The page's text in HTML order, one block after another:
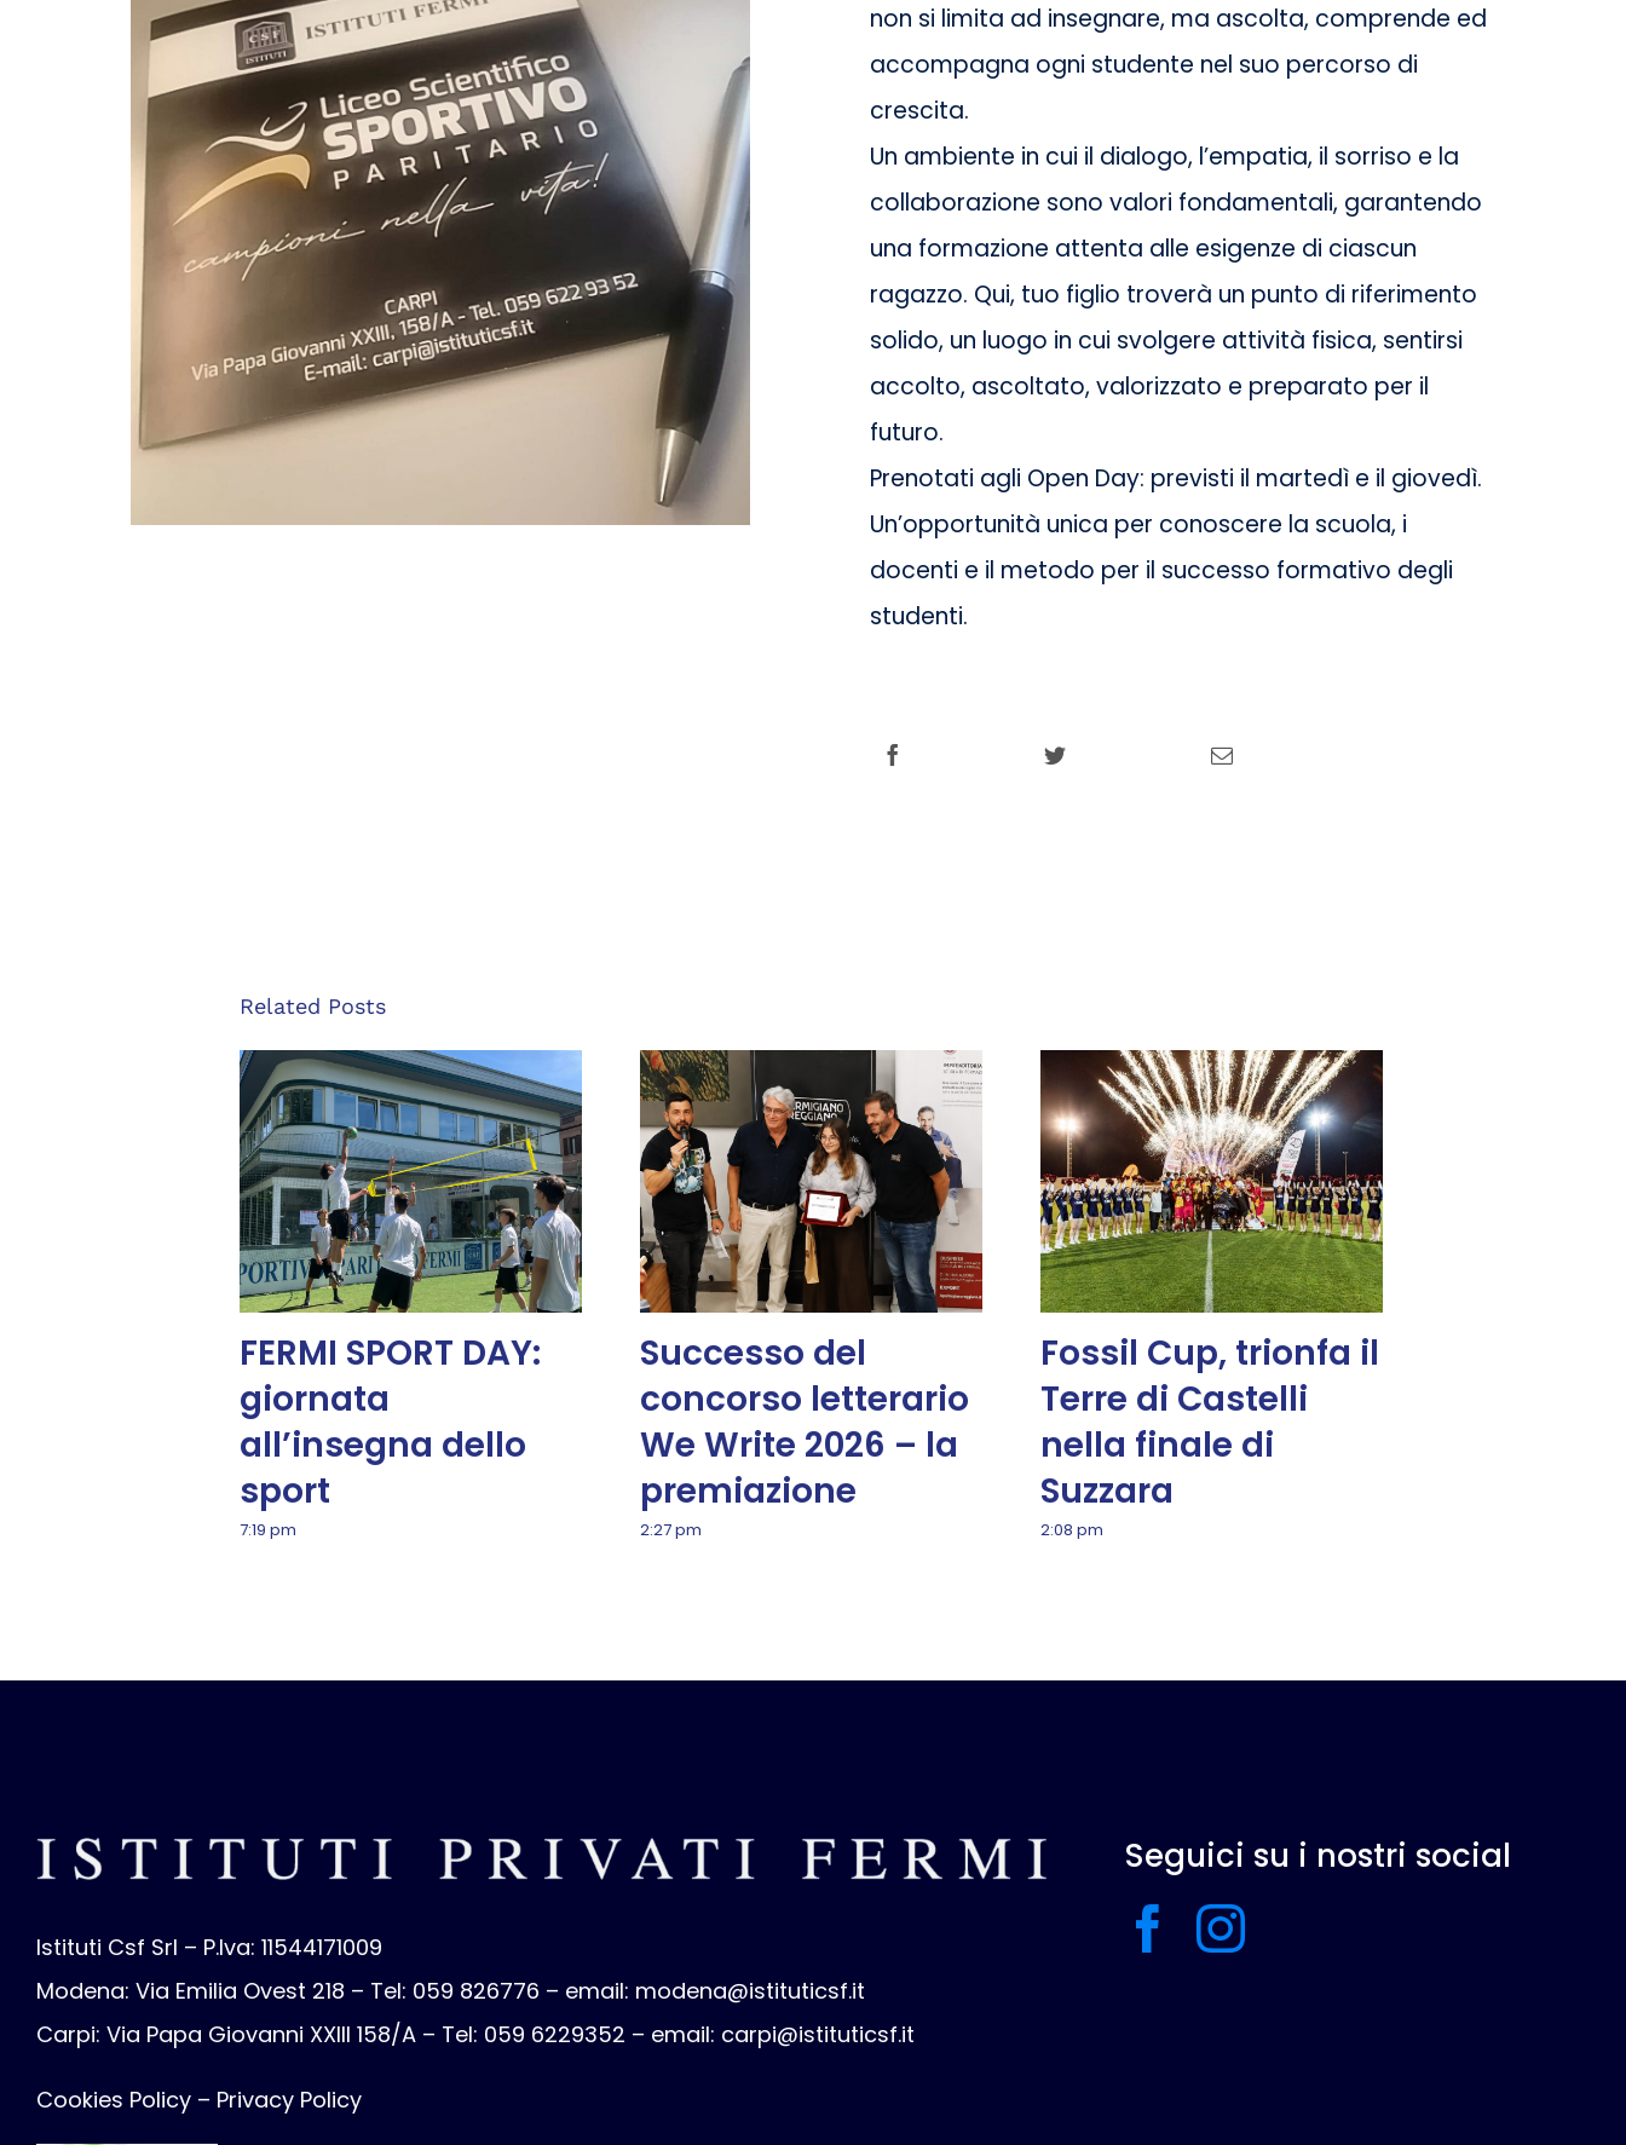
non si limita ad insegnare, ma ascolta, comprende ed
accompagna ogni studente nel suo percorso di
crescita.
Un ambiente in cui il dialogo, l’empatia, il sorriso e la
collaborazione sono valori fondamentali, garantendo
una formazione attenta alle esigenze di ciascun
ragazzo. Qui, tuo figlio troverà un punto di riferimento
solido, un luogo in cui svolgere attività fisica, sentirsi
accolto, ascoltato, valorizzato e preparato per il
futuro.
Prenotati agli Open Day: previsti il martedì e il giovedì.
Un’opportunità unica per conoscere la scuola, i
docenti e il metodo per il successo formativo degli
studenti.
Related Posts
FERMI SPORT DAY:
giornata
all’insegna dello
sport
7:19 pm
Successo del
concorso letterario
We Write 2026 – la
premiazione
2:27 pm
Fossil Cup, trionfa il
Terre di Castelli
nella finale di
Suzzara
2:08 pm
Istituti Csf Srl – P.Iva: 11544171009
Modena: Via Emilia Ovest 218 – Tel: 059 826776 – email: modena@istituticsf.it
Carpi: Via Papa Giovanni XXIII 158/A – Tel: 059 6229352 – email: carpi@istituticsf.it
Cookies Policy– Privacy Policy
Seguici su i nostri social